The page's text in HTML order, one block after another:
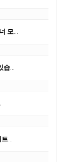
집
니다.
니다